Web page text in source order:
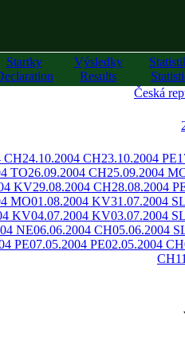
Startky
Výsledky
Results
Česká
CH24.10.2004 CH23.10.2004 PE
TO26.09.2004 CH25.09.2004
KV29.08.2004 CH28.08.2004
MO01.08.2004 KV31.07.2004 SL
KV04.07.2004 KV03.07.2004 SL
NE06.06.2004 CH05.06.2004
PE07.05.2004 PE02.05.2004 CH
CH